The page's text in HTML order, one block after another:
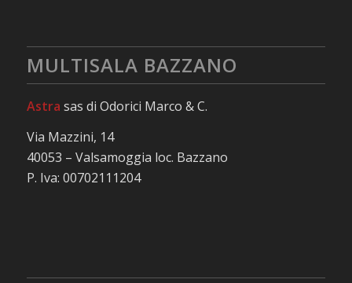
MULTISALA BAZZANO
Astra sas di Odorici Marco & C.
Via Mazzini, 14
40053 – Valsamoggia loc. Bazzano
P. Iva: 00702111204